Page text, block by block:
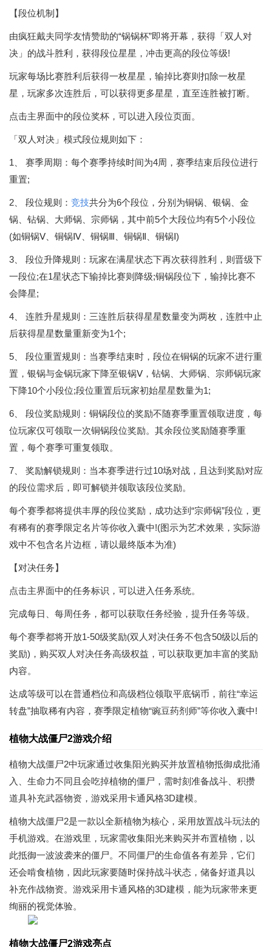
【段位机制】
由疯狂戴夫同学友情赞助的“锅锅杯”即将开幕，获得「双人对
决」的战斗胜利，获得段位星星，冲击更高的段位等级!
玩家每场比赛胜利后获得一枚星星，输掉比赛则扣除一枚星
星，玩家多次连胜后，可以获得更多星星，直至连胜被打断。
点击主界面中的段位奖杯，可以进入段位页面。
「双人对决」模式段位规则如下：
1、 赛季周期：每个赛季持续时间为4周，赛季结束后段位进行
重置;
2、 段位规则： 竞技共分为6个段位，分别为铜锅、银锅、金
锅、钻锅、大师锅、宗师锅，其中前5个大段位均有5个小段位
(如铜锅Ⅴ、铜锅Ⅳ、铜锅Ⅲ、铜锅Ⅱ、铜锅Ⅰ)
3、 段位升降规则：玩家在满星状态下再次获得胜利，则晋级下
一段位;在1星状态下输掉比赛则降级;铜锅段位下，输掉比赛不
会降星;
4、 连胜升星规则：三连胜后获得星星数量变为两枚，连胜中止
后获得星星数量重新变为1个;
5、 段位重置规则：当赛季结束时，段位在铜锅的玩家不进行重
置，银锅与金锅玩家下降至银锅Ⅴ，钻锅、大师锅、宗师锅玩家
下降10个小段位;段位重置后玩家初始星星数量为1;
6、 段位奖励规则：铜锅段位的奖励不随赛季重置领取进度，每
位玩家仅可领取一次铜锅段位奖励。其余段位奖励随赛季重
置，每个赛季可重复领取。
7、 奖励解锁规则：当本赛季进行过10场对战，且达到奖励对应
的段位需求后，即可解锁并领取该段位奖励。
每个赛季都将提供丰厚的段位奖励，成功达到“宗师锅”段位，更
有稀有的赛季限定名片等你收入囊中!(图示为艺术效果，实际游
戏中不包含名片边框，请以最终版本为准)
【对决任务】
点击主界面中的任务标识，可以进入任务系统。
完成每日、每周任务，都可以获取任务经验，提升任务等级。
每个赛季都将开放1-50级奖励(双人对决任务不包含50级以后的
奖励)，购买双人对决任务高级权益，可以获取更加丰富的奖励
内容。
达成等级可以在普通档位和高级档位领取平底锅币，前往“幸运
转盘”抽取稀有内容，赛季限定植物“豌豆药剂师”等你收入囊中!
植物大战僵尸2游戏介绍
植物大战僵尸2中玩家通过收集阳光购买并放置植物抵御成批涌
入、生命力不同且会吃掉植物的僵尸，需时刻准备战斗、积攒
道具补充武器物资，游戏采用卡通风格3D建模。
植物大战僵尸2是一款以全新植物为核心，采用放置战斗玩法的
手机游戏。在游戏里，玩家需收集阳光来购买并布置植物，以
此抵御一波波袭来的僵尸。不同僵尸的生命值各有差异，它们
还会啃食植物，因此玩家要随时保持战斗状态，储备好道具以
补充作战物资。游戏采用卡通风格的3D建模，能为玩家带来更
绚丽的视觉体验。
植物大战僵尸2游戏亮点